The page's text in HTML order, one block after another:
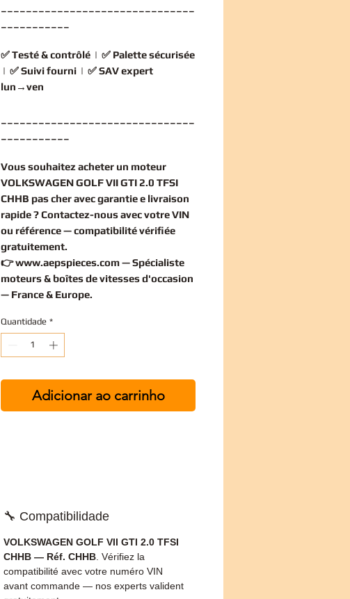
✅Testé & contrôlé | ✅ Palette sécurisée
| ✅Suivi fourni | ✅SAV expert
lun→ven
Vous souhaitez acheter un moteur
VOLKSWAGEN GOLF VII GTI 2.0 TFSI
CHHB pas cheravec garantie e livraison
rapide ? Contactez-nous avec votre VIN
ou référence — compatibilité vérifiée
gratuitement.
👉www.aepspieces.com— Spécialiste
moteurs & boîtes de vitesses d'occasion
— France & Europe.
Quantidade *
Adicionar ao carrinho
🔧 Compatibilidade
VOLKSWAGEN GOLF VII GTI 2.0 TFSI
CHHB — Réf. CHHB . Vérifiez la
compatibilité avec votre numéro VIN
avant commande — nos experts valident